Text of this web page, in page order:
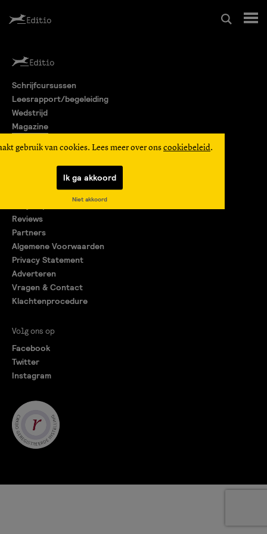
Leesrapport/begeleiding
Wedstrijd
Editio Producties
gebruik van cookies. Lees meer over ons cookiebeleid.
Ik ga akkoord
Niet akkoord
Schrijfcursussen
Leesrapport/begeleiding
Wedstrijd
Magazine
Reviews
Partners
Algemene Voorwaarden
Privacy Statement
Adverteren
Vragen & Contact
Klachtenprocedure
Volg ons op
Facebook
Twitter
Instagram